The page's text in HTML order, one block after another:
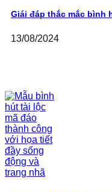
Giái đáp thắc mắc bình
13/08/2024